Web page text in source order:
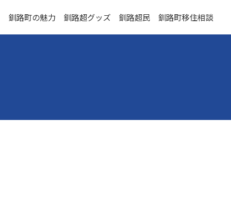
釧路町の魅力 釧路超グッズ 釧路超民 釧路町移住相談